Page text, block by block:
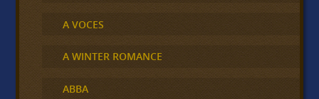
A VOCES
A WINTER ROMANCE
ABBA